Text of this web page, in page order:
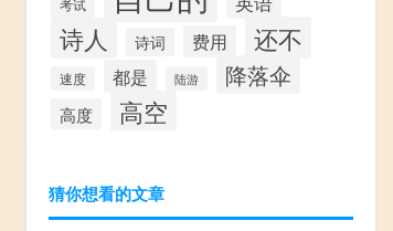
考试
诗人 诗词 费用 还不
速度 都是 陆游 降落伞
高度 高空
猜你想看的文章